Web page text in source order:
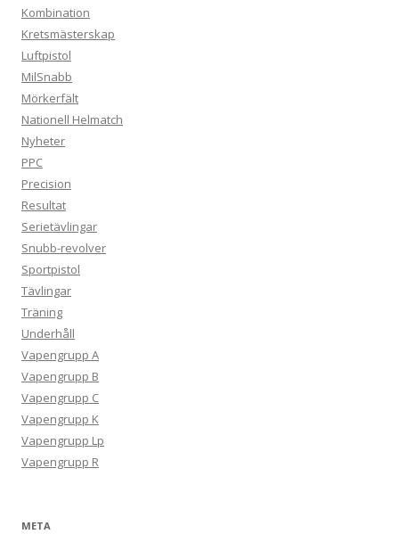
Kombination
Kretsmästerskap
Luftpistol
MilSnabb
Mörkerfält
Nationell Helmatch
Nyheter
PPC
Precision
Resultat
Serietävlingar
Snubb-revolver
Sportpistol
Tävlingar
Träning
Underhåll
Vapengrupp A
Vapengrupp B
Vapengrupp C
Vapengrupp K
Vapengrupp Lp
Vapengrupp R
META